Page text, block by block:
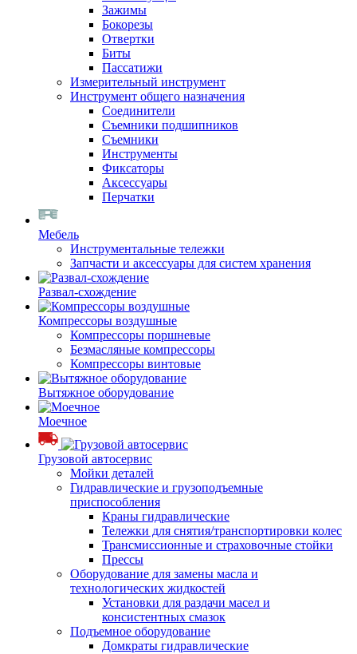
Зажимы
Бокорезы
Отвертки
Биты
Пассатижи
Измерительный инструмент
Инструмент общего назначения
Соединители
Съемники подшипников
Съемники
Инструменты
Фиксаторы
Аксессуары
Перчатки
Мебель
Инструментальные тележки
Запчасти и аксессуары для систем хранения
Развал-схождение
Компрессоры воздушные
Компрессоры поршневые
Безмасляные компрессоры
Компрессоры винтовые
Вытяжное оборудование
Моечное
Грузовой автосервис
Мойки деталей
Гидравлические и грузоподъемные
приспособления
Краны гидравлические
Тележки для снятия/транспортировки колес
Трансмиссионные и страховочные стойки
Прессы
Оборудование для замены масла и
технологических жидкостей
Установки для раздачи масел и
консистентных смазок
Подъемное оборудование
Домкраты гидравлические